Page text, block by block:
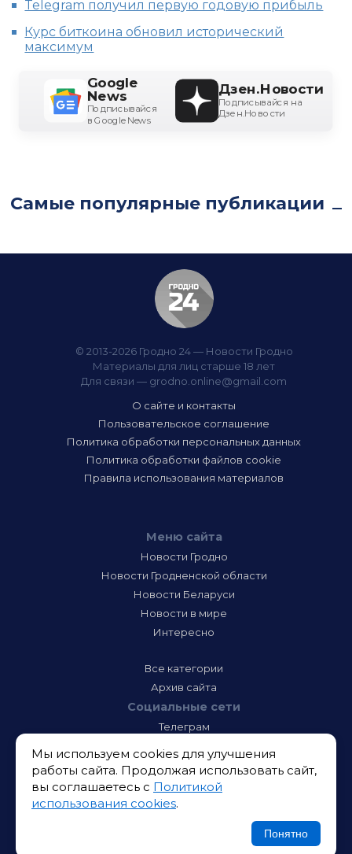
Telegram получил первую годовую прибыль
Курс биткоина обновил исторический
максимум
Google
News
Подписывайся
в Google News
Дзен.Новости
Подписывайся на
Дзен.Новости
Самые популярные публикации
© 2013-2026 Гродно 24 — Новости Гродно
Материалы для лиц старше 18 лет
Для связи — grodno.online@gmail.com
О сайте и контакты
Пользовательское соглашение
Политика обработки персональных данных
Политика обработки файлов cookie
Правила использования материалов
Меню сайта
Новости Гродно
Новости Гродненской области
Новости Беларуси
Новости в мире
Интересно
Все категории
Архив сайта
Социальные сети
Телеграм
Инстаграм
Тик-Ток
Одноклассники
ВК
Мы используем cookies для улучшения
работы сайта. Продолжая использовать сайт,
вы соглашаетесь с Политикой
использования cookies.
Понятно